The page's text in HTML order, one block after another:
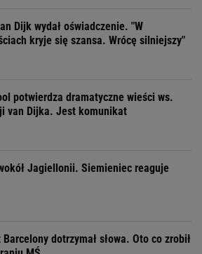
Dijk wydał oświadczenie. "W
kryje się szansa. Wrócę silniejszy"
potwierdza dramatyczne wieści ws.
van Dijka. Jest komunikat
Jagiellonii. Siemieniec reaguje
Barcelony dotrzymał słowa. Oto co zrobił